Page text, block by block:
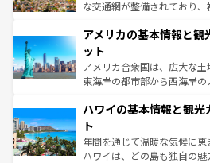
戦など、本場だからこそで
ンツ一覧を参照してほしい。
な交通網が整備されており
の建物がそのまま残る町や、
博物館もあり、アルプス観光
ことができる。国民の所得が
者向けの交通パス提供のサ
着のスイス情報はコンテンツ
アメリカの基本情報と
ット
アメリカ合衆国は、広大な土
東海岸の都市部から西海岸
のような巨大都市は、観光、
ンメントが詰まった刺激的な
西部には大自然が広がり、
ストーン国立公園といった
ハワイの基本情報と観
ト
年間を通じて温暖な気候に
ハワイは、どの島も独自の